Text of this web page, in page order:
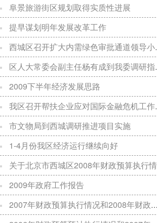
阜景旅游街区规划取得实质性进展
提早谋划明年发展改革工作
西城区召开扩大内需绿色审批通道领导小组调度会推进重大项目实施
区人大常委会副主任杨有成到我委调研指导工作
2009下半年经济发展思路
我区召开帮扶企业应对国际金融危机工作座谈会
市文物局到西城调研推进项目实施
1-4月份我区经济运行继续向好
关于北京市西城区2008年财政预算执行情况和2009年财政预算草案的报告
2009年政府工作报告
2007年财政预算执行情况和2008年财政预算草案